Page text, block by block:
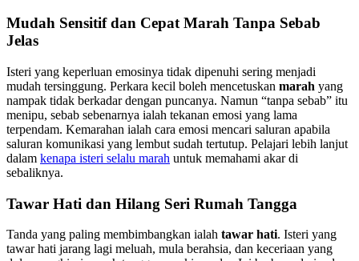
Mudah Sensitif dan Cepat Marah Tanpa Sebab
Jelas
Isteri yang keperluan emosinya tidak dipenuhi sering menjadi
mudah tersinggung. Perkara kecil boleh mencetuskan marah yang
nampak tidak berkadar dengan puncanya. Namun “tanpa sebab” itu
menipu, sebab sebenarnya ialah tekanan emosi yang lama
terpendam. Kemarahan ialah cara emosi mencari saluran apabila
saluran komunikasi yang lembut sudah tertutup. Pelajari lebih lanjut
dalam kenapa isteri selalu marah untuk memahami akar di
sebaliknya.
Tawar Hati dan Hilang Seri Rumah Tangga
Tanda yang paling membimbangkan ialah tawar hati. Isteri yang
tawar hati jarang lagi meluah, mula berahsia, dan keceriaan yang